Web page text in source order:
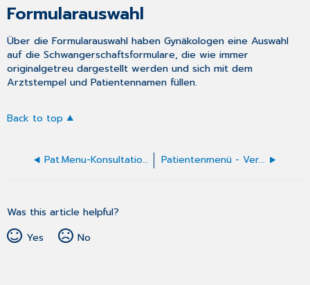
Formularauswahl
Über die Formularauswahl haben Gynäkologen eine Auswahl
auf die Schwangerschaftsformulare, die wie immer
originalgetreu dargestellt werden und sich mit dem
Arztstempel und Patientennamen füllen.
Back to top
Pat.Menu-Konsultationen Patientenmenü - Verordnungsdaten des Patienten
Was this article helpful?
Yes
No